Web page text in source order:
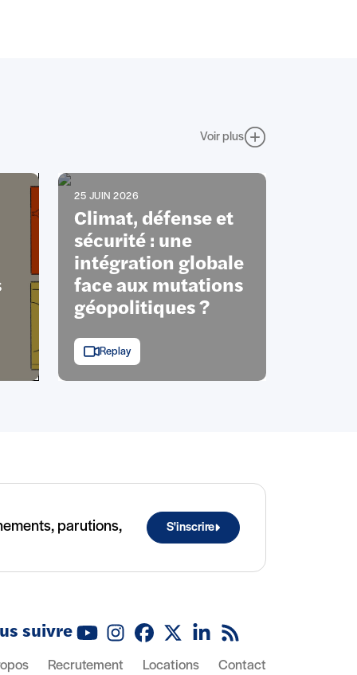
Voir plus
25 JUIN 2026
Climat, défense et
sécurité : une
intégration globale
face aux mutations
géopolitiques ?
Replay
parutions,
S'inscrire
suivre YoutubeInstagramFacebookX (Twitter)
LinkedinFlux RSS
Recrutement Locations Contact